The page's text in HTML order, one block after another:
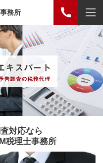
務所
対応なら
税理士事務所